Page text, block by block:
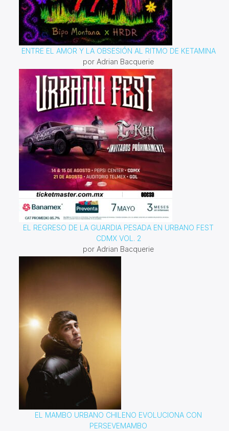
ENTRE EL AMOR Y LA OBSESIÓN AL RITMO DE KETAMINA
por Adrian Bacquerie
EL REGRESO DE LA GUARDIA PESADA EN URBANO FEST
CDMX VOL. 2
por Adrian Bacquerie
EL MAMBO URBANO CHILENO EVOLUCIONA CON
PERSEVEMAMBO